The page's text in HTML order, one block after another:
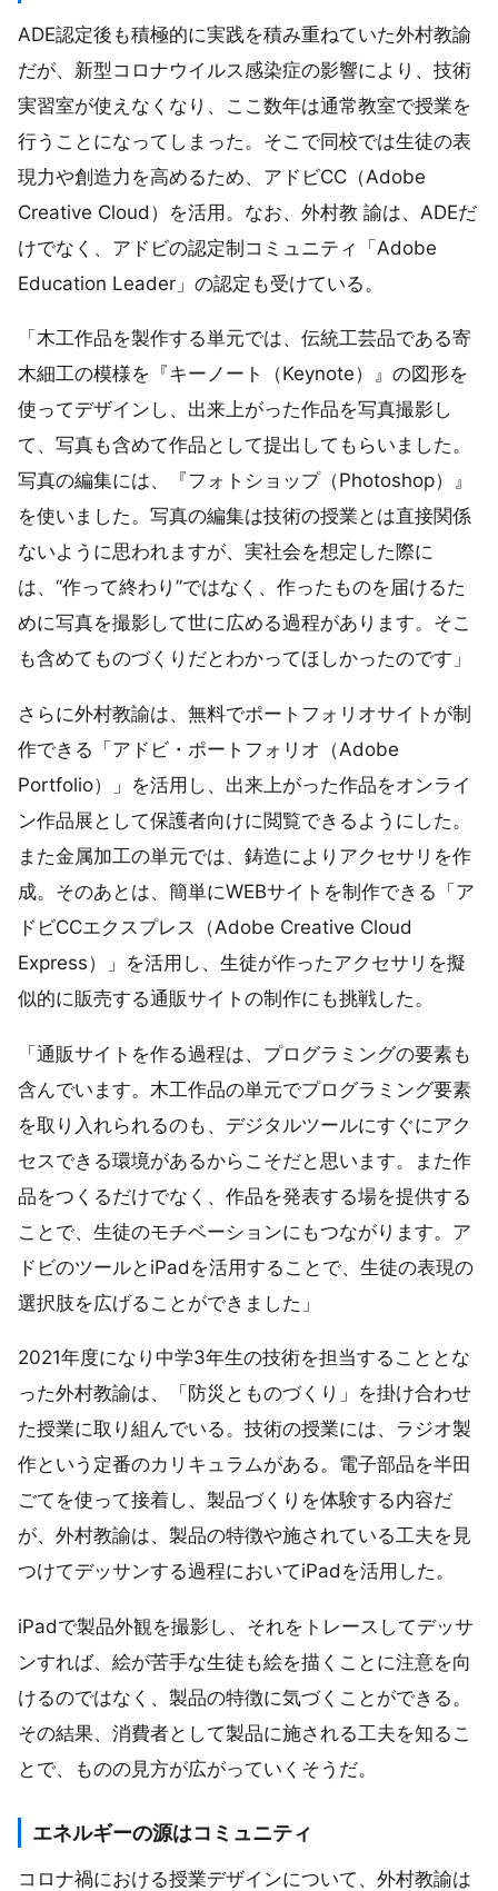
ADE認定後も積極的に実践を積み重ねていた外村教諭
だが、新型コロナウイルス感染症の影響により、技術
実習室が使えなくなり、ここ数年は通常教室で授業を
行うことになってしまった。そこで同校では生徒の表
現力や創造力を高めるため、アドビCC（Adobe
Creative Cloud）を活用。なお、外村教 諭は、ADEだ
けでなく、アドビの認定制コミュニティ「Adobe
Education Leader」の認定も受けている。
「木工作品を製作する単元では、伝統工芸品である寄
木細工の模様を『キーノート（Keynote）』の図形を
使ってデザインし、出来上がった作品を写真撮影し
て、写真も含めて作品として提出してもらいました。
写真の編集には、『フォトショップ（Photoshop）』
を使いました。写真の編集は技術の授業とは直接関係
ないように思われますが、実社会を想定した際に
は、“作って終わり”ではなく、作ったものを届けるた
めに写真を撮影して世に広める過程があります。そこ
も含めてものづくりだとわかってほしかったのです」
さらに外村教諭は、無料でポートフォリオサイトが制
作できる「アドビ・ポートフォリオ（Adobe
Portfolio）」を活用し、出来上がった作品をオンライ
ン作品展として保護者向けに閲覧できるようにした。
また金属加工の単元では、鋳造によりアクセサリを作
成。そのあとは、簡単にWEBサイトを制作できる「ア
ドビCCエクスプレス（Adobe Creative Cloud
Express）」を活用し、生徒が作ったアクセサリを擬
似的に販売する通販サイトの制作にも挑戦した。
「通販サイトを作る過程は、プログラミングの要素も
含んでいます。木工作品の単元でプログラミング要素
を取り入れられるのも、デジタルツールにすぐにアク
セスできる環境があるからこそだと思います。また作
品をつくるだけでなく、作品を発表する場を提供する
ことで、生徒のモチベーションにもつながります。ア
ドビのツールとiPadを活用することで、生徒の表現の
選択肢を広げることができました」
2021年度になり中学3年生の技術を担当することとな
った外村教諭は、「防災とものづくり」を掛け合わせ
た授業に取り組んでいる。技術の授業には、ラジオ製
作という定番のカリキュラムがある。電子部品を半田
ごてを使って接着し、製品づくりを体験する内容だ
が、外村教諭は、製品の特徴や施されている工夫を見
つけてデッサンする過程においてiPadを活用した。
iPadで製品外観を撮影し、それをトレースしてデッサ
ンすれば、絵が苦手な生徒も絵を描くことに注意を向
けるのではなく、製品の特徴に気づくことができる。
その結果、消費者として製品に施される工夫を知るこ
とで、ものの見方が広がっていくそうだ。
エネルギーの源はコミュニティ
コロナ禍における授業デザインについて、外村教諭は